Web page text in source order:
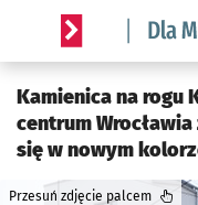
Serwis informacyjny
Kamienica na rogu
centrum
się w nowym
Przesuń zdjęcie palcem